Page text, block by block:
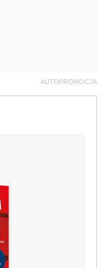
AUTOPROMOCJA